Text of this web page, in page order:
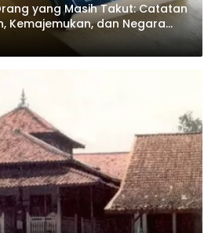
yang Masih Takut: Catatan
Kemajemukan, dan Negara
Abdillah